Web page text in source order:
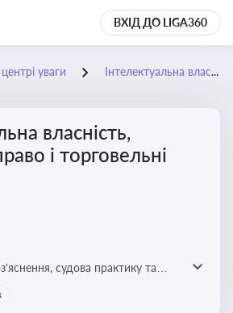
ВХІД ДО LIGA360
уваги Інтелектуальна власність, авторське право і торговельні марки
власність,
і торговельні
судова практику та
що стосуються авторського
захисту торговельних марок,